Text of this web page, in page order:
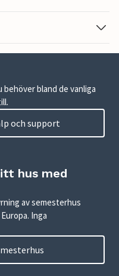
bland de vanliga
och support
hus med
av semesterhus
Inga